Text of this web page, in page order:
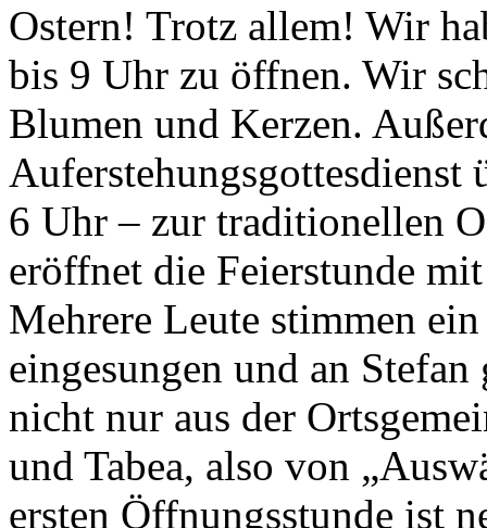
Ostern! Trotz allem! Wir
bis 9 Uhr zu öffnen. Wir
Blumen und Kerzen.
Auferstehungsgottesdienst
6 Uhr – zur traditionellen
eröffnet die Feierstunde
Mehrere Leute stimmen
eingesungen und an
nicht nur aus der
und Tabea, also von
ersten Öffnungsstunde ist